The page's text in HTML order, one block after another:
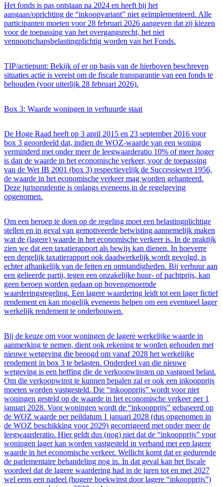
Het fonds is pas ontstaan na 2024 en heeft bij het
aangaan/oprichting de “inkoopvariant” niet geïmplementeerd. Alle
participanten moeten voor 28 februari 2026 aangeven dat zij kiezen
voor de toepassing van het overgangsrecht, het niet
vennootschapsbelastingplichtig worden van het Fonds.
TIP/actiepunt: Bekijk of er op basis van de hierboven beschreven
situaties actie is vereist om de fiscale transparantie van een fonds te
behouden (voor uiterlijk 28 februari 2026).
Box 3: Waarde woningen in verhuurde staat
De Hoge Raad heeft op 3 april 2015 en 23 september 2016 voor
box 3 geoordeeld dat, indien de WOZ-waarde van een woning
verminderd met onder meer de leegwaarderatio 10% of meer hoger
is dan de waarde in het economische verkeer, voor de toepassing
van de Wet IB 2001 (box 3) respectievelijk de Successiewet 1956,
de waarde in het economische verkeer mag worden gehanteerd.
Deze jurisprudentie is onlangs eveneens in de regelgeving
opgenomen.
Om een beroep te doen op de regeling moet een belastingplichtige
stellen en in geval van gemotiveerde betwisting aannemelijk maken
wat de (lagere) waarde in het economische verkeer is. In de praktijk
zien we dat een taxatierapport als bewijs kan dienen. In hoeverre
een dergelijk taxatierapport ook daadwerkelijk wordt gevolgd, is
echter afhankelijk van de feiten en omstandigheden. Bij verhuur aan
een gelieerde partij, tegen een onzakelijke huur- of pachtprijs, kan
geen beroep worden gedaan op bovengenoemde
waarderingsregeling. Een lagere waardering leidt tot een lager fictief
rendement en kan mogelijk eveneens helpen om een eventueel lager
werkelijk rendement te onderbouwen.
Bij de keuze om voor woningen de lagere werkelijke waarde in
aanmerking te nemen, dient ook rekening te worden gehouden met
nieuwe wetgeving die beoogd om vanaf 2028 het werkelijke
rendement in box 3 te belasten. Onderdeel van die nieuwe
wetgeving is een heffing die de verkoopwinsten op vastgoed belast.
Om die verkoopwinst te kunnen bepalen zal er ook een inkoopprijs
moeten worden vastgesteld. Die “inkoopprijs” wordt voor niet
woningen gesteld op de waarde in het economische verkeer per 1
januari 2028. Voor woningen wordt de “inkoopprijs” gebaseerd op
de WOZ waarde per peildatum 1 januari 2028 (dus opgenomen in
de WOZ beschikking voor 2029) gecorrigeerd met onder meer de
leegwaarderatio. Hier geldt dus (nog) niet dat de “inkoopprijs” voor
woningen lager kan worden vastgesteld in verband met een lagere
waarde in het economische verkeer. Wellicht komt dat er gedurende
de parlementaire behandeling nog in. In dat geval kan het fiscale
voordeel dat de lagere waardering had in de jaren tot en met 2027
wel eens een nadeel (hogere boekwinst door lagere “inkoopprijs”)